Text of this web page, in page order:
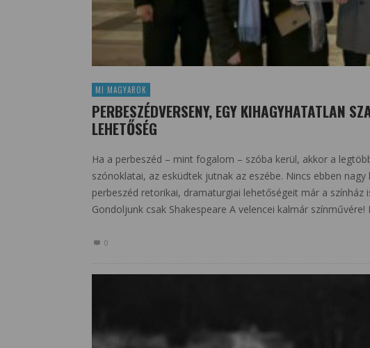
MI MAGYAROK
PERBESZÉDVERSENY, EGY KIHAGYHATATLAN
LEHETŐSÉG
Ha a perbeszéd – mint fogalom – szóba kerül, akkor a
szónoklatai, az esküdtek jutnak az eszébe. Nincs ebben
perbeszéd retorikai, dramaturgiai lehetőségeit már a színház
Gondoljunk csak Shakespeare A velencei kalmár
0